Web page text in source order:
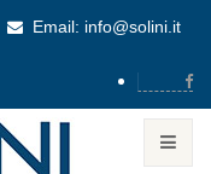
Email: info@solini.it